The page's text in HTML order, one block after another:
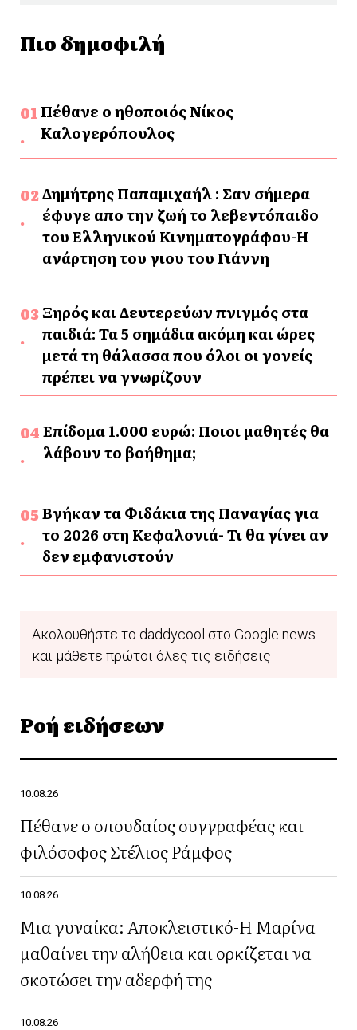
Πιο δημοφιλή
Πέθανε ο ηθοποιός Νίκος
Καλογερόπουλος
Δημήτρης Παπαμιχαήλ : Σαν σήμερα
έφυγε απο την ζωή το λεβεντόπαιδο
του Ελληνικού Κινηματογράφου-Η
ανάρτηση του γιου του Γιάννη
Ξηρός και Δευτερεύων πνιγμός στα
παιδιά: Τα 5 σημάδια ακόμη και ώρες
μετά τη θάλασσα που όλοι οι γονείς
πρέπει να γνωρίζουν
Επίδομα 1.000 ευρώ: Ποιοι μαθητές θα
λάβουν το βοήθημα;
Βγήκαν τα Φιδάκια της Παναγίας για
το 2026 στη Κεφαλονιά- Τι θα γίνει αν
δεν εμφανιστούν
Ακολουθήστε το daddycool στο Google news
και μάθετε πρώτοι όλες τις ειδήσεις
Ροή ειδήσεων
10.08.26
Πέθανε ο σπουδαίος συγγραφέας και
φιλόσοφος Στέλιος Ράμφος
10.08.26
Μια γυναίκα: Αποκλειστικό-Η Μαρίνα
μαθαίνει την αλήθεια και ορκίζεται να
σκοτώσει την αδερφή της
10.08.26